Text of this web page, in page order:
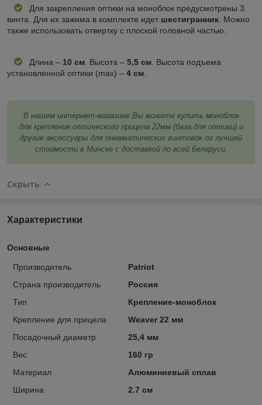
Для закрепления оптики на моноблок предусмотрены 3
винта. Для их зажима в комплекте идет шестигранник . Можно
также использовать отвертку с плоской головной частью.
Длина – 10 см . Высота – 5,5 см . Высота подъема
установленной оптики (max) – 4 см
В нашем интернет-магазине Вы можете купить моноблок
для крепления оптического прицела 22мм (база для оптики) и
другие аксессуары для пневматических винтовок по лучшей
стоимости в Минске с доставкой по всей Беларуси.
Скрыть
Характеристики
Основные
Производитель
Patriot
Страна производитель
Россия
Тип
Крепление-моноблок
Крепление для прицела
Weaver 22 мм
Посадочный диаметр
25,4 мм
Вес
160 гр
Материал
Алюминиевый сплав
Ширина
2.7 см